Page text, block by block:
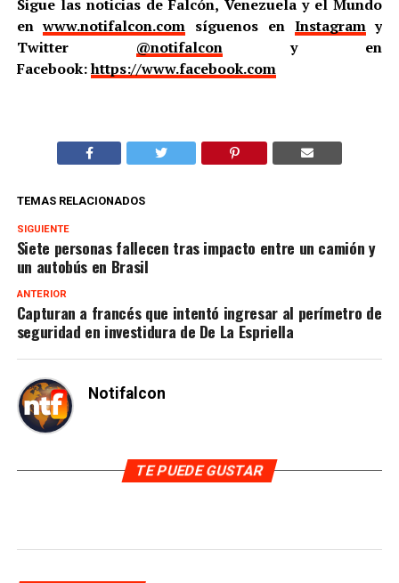
Sigue las noticias de Falcón, Venezuela y el Mundo
enwww.notifalcon.com síguenos en Instagramy
Twitter @notifalcony en
Facebook:https://www.facebook.com
TEMAS RELACIONADOS
SIGUIENTE
Siete personas fallecen tras impacto entre un camión y
un autobús en Brasil
ANTERIOR
Capturan a francés que intentó ingresar al perímetro de
seguridad en investidura de De La Espriella
Notifalcon
TE PUEDE GUSTAR